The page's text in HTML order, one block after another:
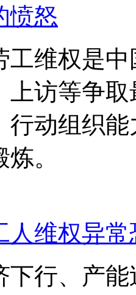
愤怒
工维权是
上访等争
行动组织
。
人维权异
下行、产